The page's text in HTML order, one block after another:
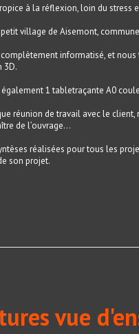
à la réflexion, loin du stress
village de Aisemont,
informatisé, et
3D.
1 tabletraçante A0
réunion de travail avec le
de l’ouvrage…
réalisées pour tous les
son projet.
vue